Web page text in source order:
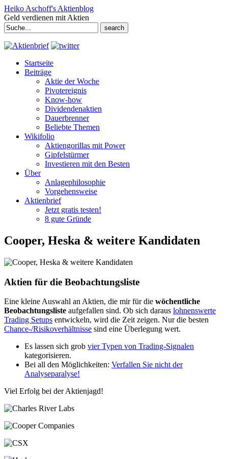
Heiko Aschoff's Aktienblog
Geld verdienen mit Aktien
Search
for:
Startseite
Beiträge
Aktie der Woche
Pivotereignis
Know-how
Dividendenaktien
Dauerbrenner
Beliebte Themen
Wikifolio
Aktiengorillas mit Power
Gipfelstürmer
Investieren mit den Besten
Über
Anlagephilosophie
Vorgehensweise
Aktienbrief
Jetzt gratis testen!
8 gute Gründe
Cooper, Heska & weitere Kandidaten
Aktien für die Beobachtungsliste
Eine kleine Auswahl an Aktien, die mir für die wöchentliche
Beobachtungsliste aufgefallen sind. Ob sich daraus lohnenswerte
Trading Setups entwickeln, wird die Zeit zeigen. Nur die besten
Chance-/Risikoverhältnisse sind eine Überlegung wert.
Es lassen sich grob vier Typen von Trading-Signalen
kategorisieren.
Bei all den Möglichkeiten: Verfallen Sie nicht der
Analyseparalyse!
Viel Erfolg bei der Aktienjagd!